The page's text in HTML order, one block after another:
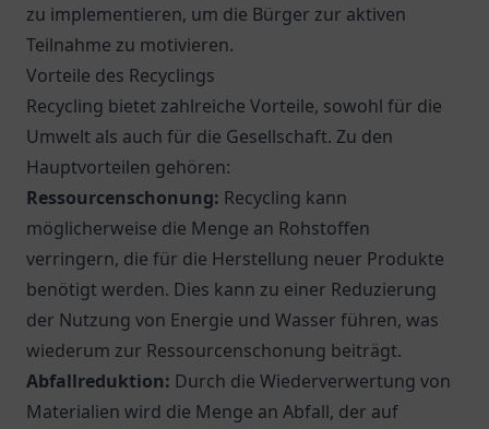
zu implementieren, um die Bürger zur aktiven
Teilnahme zu motivieren.
Vorteile des Recyclings
Recycling bietet zahlreiche Vorteile, sowohl für die
Umwelt als auch für die Gesellschaft. Zu den
Hauptvorteilen gehören:
Ressourcenschonung: Recycling kann
möglicherweise die Menge an Rohstoffen
verringern, die für die Herstellung neuer Produkte
benötigt werden. Dies kann zu einer Reduzierung
der Nutzung von Energie und Wasser führen, was
wiederum zur Ressourcenschonung beiträgt.
Abfallreduktion: Durch die Wiederverwertung von
Materialien wird die Menge an Abfall, der auf